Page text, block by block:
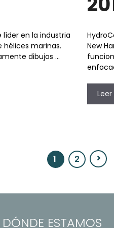
líder en la industria
marinas.
dibujos …
New
Página
1 Página
2
DÓNDE ESTAMOS